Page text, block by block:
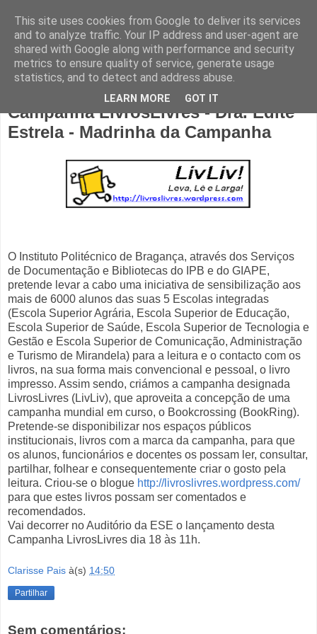
sexta-feira, 15 de maio de 2009
Campanha LivrosLivres - Dra. Edite
Estrela - Madrinha da Campanha
O Instituto Politécnico de Bragança, através dos Serviços
de Documentação e Bibliotecas do IPB e do GIAPE,
pretende levar a cabo uma iniciativa de sensibilização aos
mais de 6000 alunos das suas 5 Escolas integradas
(Escola Superior Agrária, Escola Superior de Educação,
Escola Superior de Saúde, Escola Superior de Tecnologia e
Gestão e Escola Superior de Comunicação, Administração
e Turismo de Mirandela) para a leitura e o contacto com os
livros, na sua forma mais convencional e pessoal, o livro
impresso. Assim sendo, criámos a campanha designada
LivrosLivres (LivLiv), que aproveita a concepção de uma
campanha mundial em curso, o Bookcrossing (BookRing).
Pretende-se disponibilizar nos espaços públicos
institucionais, livros com a marca da campanha, para que
os alunos, funcionários e docentes os possam ler, consultar,
partilhar, folhear e consequentemente criar o gosto pela
leitura. Criou-se o blogue http://livroslivres.wordpress.com/
para que estes livros possam ser comentados e
recomendados.
Vai decorrer no Auditório da ESE o lançamento desta
Campanha LivrosLivres dia 18 às 11h.
Clarisse Pais à(s) 14:50
Partilhar
Sem comentários:
This site uses cookies from Google to deliver its services
and to analyze traffic. Your IP address and user-agent are
shared with Google along with performance and security
metrics to ensure quality of service, generate usage
statistics, and to detect and address abuse.
LEARN MORE GOT IT